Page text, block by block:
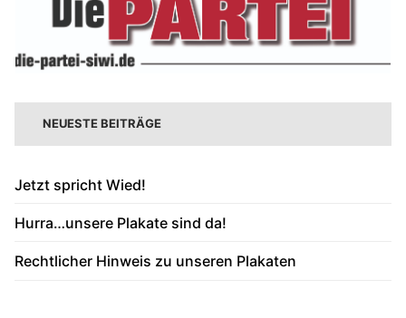
NEUESTE BEITRÄGE
Jetzt spricht Wied!
Hurra…unsere Plakate sind da!
Rechtlicher Hinweis zu unseren Plakaten